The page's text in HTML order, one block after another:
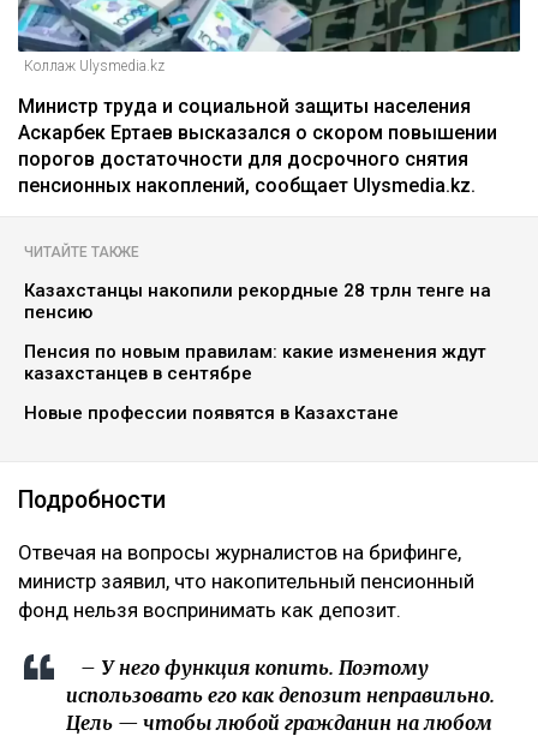
Коллаж Ulysmedia.kz
Министр труда и социальной защиты населения
Аскарбек Ертаев высказался о скором повышении
порогов достаточности для досрочного снятия
пенсионных накоплений, сообщает Ulysmedia.kz.
ЧИТАЙТЕ ТАКЖЕ
Казахстанцы накопили рекордные 28 трлн тенге на
пенсию
Пенсия по новым правилам: какие изменения ждут
казахстанцев в сентябре
Новые профессии появятся в Казахстане
Подробности
Отвечая на вопросы журналистов на брифинге,
министр заявил, что накопительный пенсионный
фонд нельзя воспринимать как депозит.
– У него функция копить. Поэтому
использовать его как депозит неправильно.
Цель — чтобы любой гражданин на любом